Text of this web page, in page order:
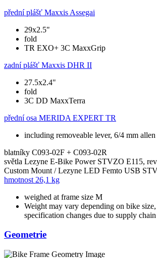
přední plášť Maxxis Assegai
29x2.5"
fold
TR EXO+ 3C MaxxGrip
zadní plášť Maxxis DHR II
27.5x2.4"
fold
3C DD MaxxTerra
přední osa MERIDA EXPERT TR
including removeable lever, 6/4 mm
blatníky C093-02F + C093-02R
světla Lezyne E-Bike Power STVZO E115,
Custom Mount / Lezyne LED Femto USB
hmotnost 26,1 kg
weighed at frame size M
Weight may vary depending on bike
specification changes due to supply chain
Geometrie